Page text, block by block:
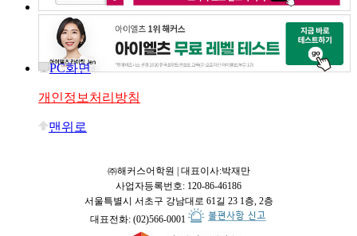
PC화면
개인정보처리방침
맨위로
㈜해커스어학원 | 대표이사:박재만
사업자등록번호: 120-86-46186
서울특별시 서초구 강남대로 61길 23 1층, 2층
대표전화: (02)566-0001